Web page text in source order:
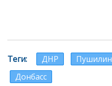
Теги ДНР Пушилин
Донбасс